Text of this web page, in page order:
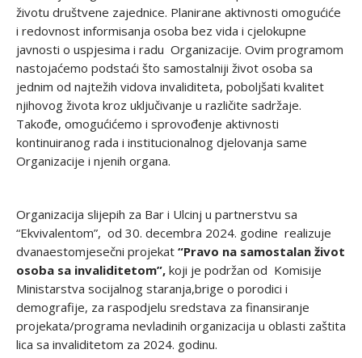
životu društvene zajednice. Planirane aktivnosti omogućiće
i redovnost informisanja osoba bez vida i cjelokupne
javnosti o uspjesima i radu Organizacije. Ovim programom
nastojaćemo podstaći što samostalniji život osoba sa
jednim od najtežih vidova invaliditeta, poboljšati kvalitet
njihovog života kroz uključivanje u različite sadržaje.
Takođe, omogućićemo i sprovođenje aktivnosti
kontinuiranog rada i institucionalnog djelovanja same
Organizacije i njenih organa.
Organizacija slijepih za Bar i Ulcinj u partnerstvu sa
“Ekvivalentom”, od 30. decembra 2024. godine realizuje
dvanaestomjesečni projekat “Pravo na samostalan život
osoba sa invaliditetom”, koji je podržan od Komisije
Ministarstva socijalnog staranja,brige o porodici i
demografije, za raspodjelu sredstava za finansiranje
projekata/programa nevladinih organizacija u oblasti zaštita
lica sa invaliditetom za 2024. godinu.